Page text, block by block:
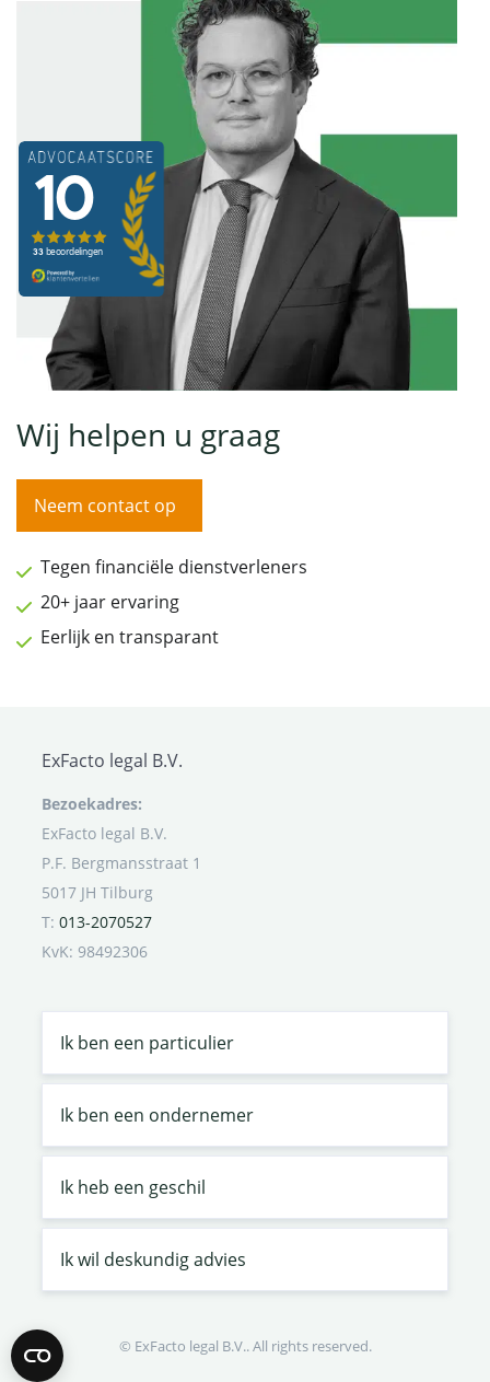
Wij helpen u graag
Neem contact op
Tegen financiële dienstverleners
20+ jaar ervaring
Eerlijk en transparant
ExFacto legal B.V.
Bezoekadres:
ExFacto legal B.V.
P.F. Bergmansstraat 1
5017 JH Tilburg
T: 013-2070527
KvK: 98492306
Ik ben een particulier
Ik ben een ondernemer
Ik heb een geschil
Ik wil deskundig advies
© ExFacto legal B.V.. All rights reserved.